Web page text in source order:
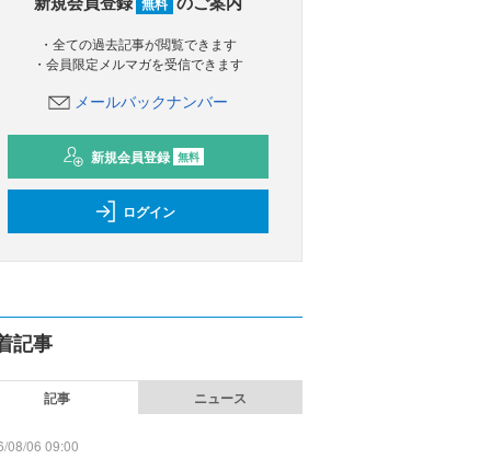
・全ての過去記事が閲覧できます
・会員限定メルマガを受信できます
メールバックナンバー
新規会員登録 無料
ログイン
記事
記事 ニュース
08/06 09:00